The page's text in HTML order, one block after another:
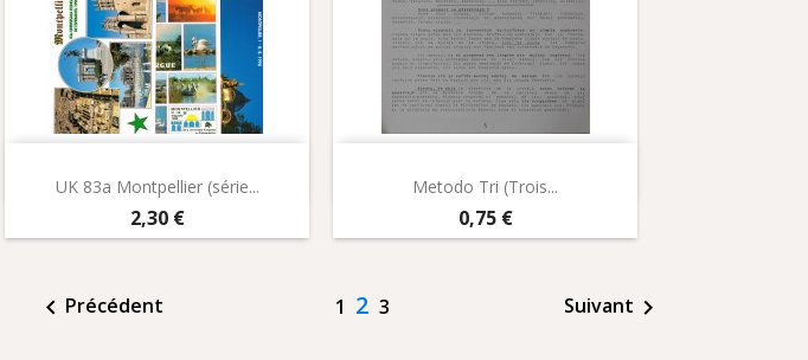
UK 83a Montpellier (série...
Prix
2,30 €
Metodo Tri (Trois...
Prix
0,75 €
 Précédent 1 2 3 Suivant 